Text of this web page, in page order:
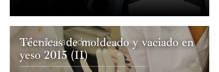
Taller de Vaciados
Técnicas de moldeado y vaciado en
yeso 2015 (II)